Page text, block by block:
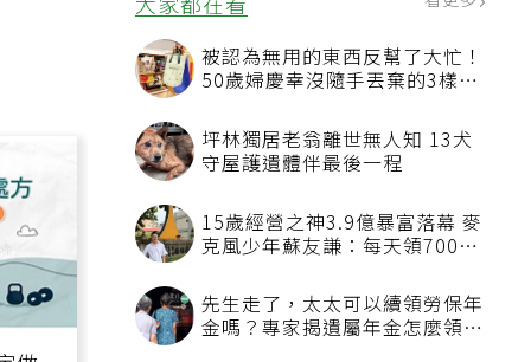
大家都在看 看更多
被認為無用的東西反幫了大忙！
50歲婦慶幸沒隨手丟棄的3樣物
坪林獨居老翁離世無人知 13犬
守屋護遺體伴最後一程
15歲經營之神3.9億暴富落幕 麥
克風少年蘇友謙：每天領700元
先生走了，太太可以續領勞保年
金嗎？專家揭遺屬年金怎麼領，